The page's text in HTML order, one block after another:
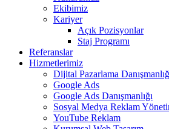
Ekibimiz
Kariyer
Açık Pozisyonlar
Staj Programı
Referanslar
Hizmetlerimiz
Dijital Pazarlama
Google Ads
Google Ads Danışmanlığı
Sosyal Medya Reklam
YouTube Reklam